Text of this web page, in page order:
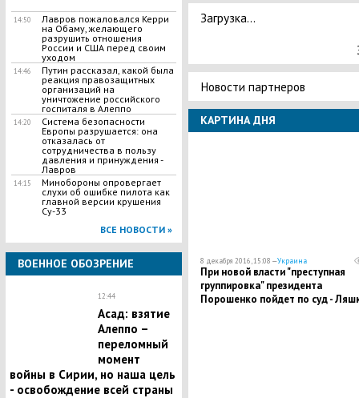
14:50
Лавров пожаловался Керри
на Обаму, желающего
разрушить отношения
России и США перед своим
уходом
14:46
Путин рассказал, какой была
реакция правозащитных
организаций на
уничтожение российского
госпиталя в Алеппо
14:20
Система безопасности
Европы разрушается: она
отказалась от
сотрудничества в пользу
давления и принуждения -
Лавров
14:15
Минобороны опровергает
слухи об ошибке пилота как
главной версии крушения
Су-33
ВСЕ НОВОСТИ »
ВОЕННОЕ ОБОЗРЕНИЕ
12:44
Асад: взятие
Алеппо –
переломный
момент
войны в Сирии, но наша цель
- освобождение всей страны
Загрузка...
Новости партнеров
КАРТИНА ДНЯ
8 декабря 2016, 15:08 —Украина
При новой власти "преступная
группировка" президента
Порошенко пойдет по суд -